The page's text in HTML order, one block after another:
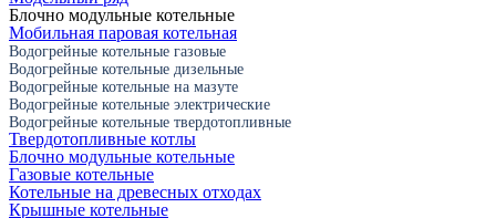
Блочно модульные котельные
Мобильная паровая котельная
Водогрейные котельные газовые
Водогрейные котельные дизельные
Водогрейные котельные на мазуте
Водогрейные котельные электрические
Водогрейные котельные твердотопливные
Твердотопливные котлы
Блочно модульные котельные
Газовые котельные
Котельные на древесных отходах
Крышные котельные